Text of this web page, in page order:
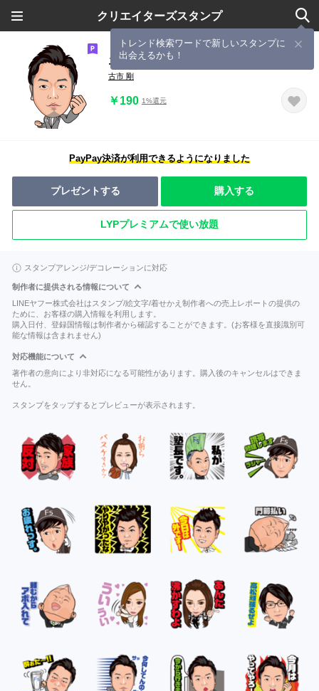
クリエイターズスタンプ
トレンド検索ワードで新しいスタンプに
出会えるかも！
エフエスクルー
古市 剛
￥190 1%還元
PayPay決済が利用できるようになりました
プレゼントする 購入する
LYPプレミアムで使い放題
スタンプアレンジ/デコレーションに対応
制作者に提供される情報について
LINEヤフー株式会社はスタンプ/絵文字/着せかえ制作者への売上レポートの提供の
ために、お客様の購入情報を利用します。
購入日付、登録国情報は制作者から確認することができます。(お客様を直接識別可
能な情報は含まれません)
対応機能について
著作者の意向により非対応になる可能性があります。購入後のキャンセルはできま
せん。
スタンプをタップするとプレビューが表示されます。